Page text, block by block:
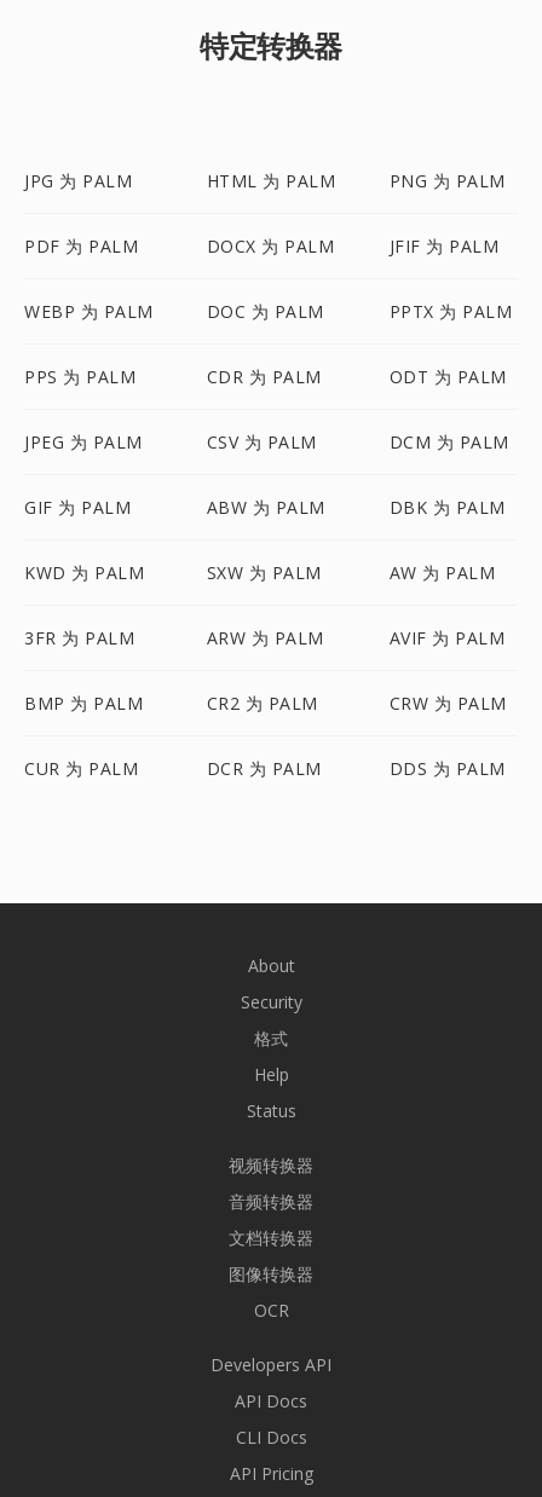
特定转换器
JPG 为 PALM HTML 为 PALM PNG 为 PALM
PDF 为 PALM DOCX 为 PALM JFIF 为 PALM
WEBP 为 PALM DOC 为 PALM PPTX 为 PALM
PPS 为 PALM CDR 为 PALM ODT 为 PALM
JPEG 为 PALM CSV 为 PALM DCM 为 PALM
GIF 为 PALM ABW 为 PALM DBK 为 PALM
KWD 为 PALM SXW 为 PALM AW 为 PALM
3FR 为 PALM ARW 为 PALM AVIF 为 PALM
BMP 为 PALM CR2 为 PALM CRW 为 PALM
CUR 为 PALM DCR 为 PALM DDS 为 PALM
About
Security
格式
Help
Status
视频转换器
音频转换器
文档转换器
图像转换器
OCR
Developers API
API Docs
CLI Docs
API Pricing